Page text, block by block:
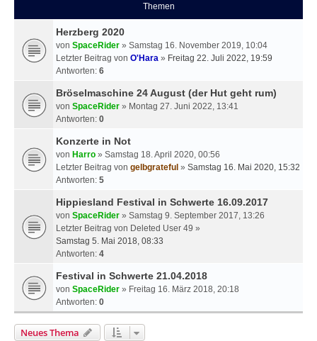
Themen
Herzberg 2020
von SpaceRider » Samstag 16. November 2019, 10:04
Letzter Beitrag von O'Hara » Freitag 22. Juli 2022, 19:59
Antworten: 6
Bröselmaschine 24 August (der Hut geht rum)
von SpaceRider » Montag 27. Juni 2022, 13:41
Antworten: 0
Konzerte in Not
von Harro » Samstag 18. April 2020, 00:56
Letzter Beitrag von gelbgrateful » Samstag 16. Mai 2020, 15:32
Antworten: 5
Hippiesland Festival in Schwerte 16.09.2017
von SpaceRider » Samstag 9. September 2017, 13:26
Letzter Beitrag von Deleted User 49 »
Samstag 5. Mai 2018, 08:33
Antworten: 4
Festival in Schwerte 21.04.2018
von SpaceRider » Freitag 16. März 2018, 20:18
Antworten: 0
Neues Thema